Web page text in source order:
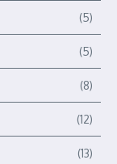
(5)
(5)
(8)
(12)
(13)